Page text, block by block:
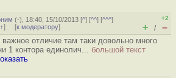
(-), 18:40, 15/10/2013 [^] [^^] [^^^]
↑] [к модератору]
+2
+ / –
важное отличие там таки довольно много
1 контора единолич... большой текст